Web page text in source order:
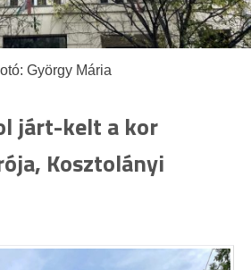
György Mária
járt-kelt a kor
Kosztolányi